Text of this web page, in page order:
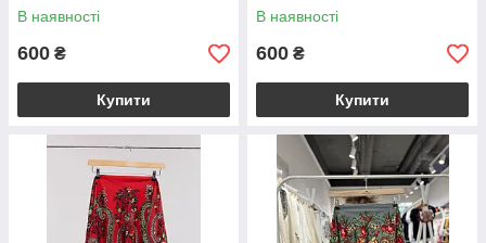
В наявності
600 ₴
Купити
В наявності
600 ₴
Купити